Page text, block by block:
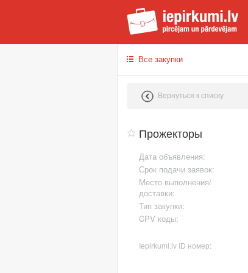
Все закупки
Вернуться к списку
Прожекторы
Дата объявления:
Срок подачи заявок:
Место выполнения/
доставки:
Тип закупки:
CPV коды:
Iepirkumi.lv ID номер: